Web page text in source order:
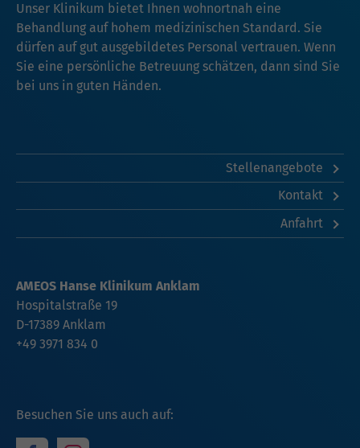
Unser Klinikum bietet Ihnen wohnortnah eine
Behandlung auf hohem medizinischen Standard. Sie
dürfen auf gut ausgebildetes Personal vertrauen. Wenn
Sie eine persönliche Betreuung schätzen, dann sind Sie
bei uns in guten Händen.
Stellenangebote
Kontakt
Anfahrt
Besuchen Sie uns auch auf:
AMEOS Hanse Klinikum Anklam
Hospitalstraße 19
D-17389 Anklam
+49 3971 834 0